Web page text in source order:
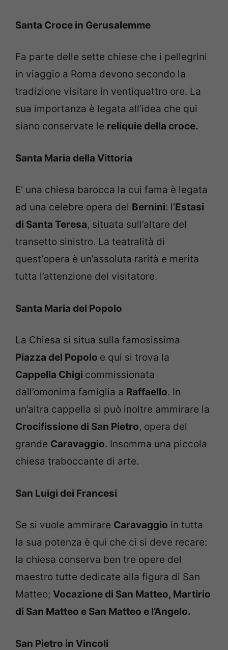
Santa Croce in Gerusalemme
Fa parte delle sette chiese che i pellegrini
in viaggio a Roma devono secondo la
tradizione visitare in ventiquattro ore. La
sua importanza è legata all’idea che qui
siano conservate le reliquie della croce.
Santa Maria della Vittoria
E’ una chiesa barocca la cui fama è legata
ad una celebre opera del Bernini: l’Estasi
di Santa Teresa, situata sull’altare del
transetto sinistro. La teatralità di
quest’opera è un’assoluta rarità e merita
tutta l’attenzione del visitatore.
Santa Maria del Popolo
La Chiesa si situa sulla famosissima
Piazza del Popolo e qui si trova la
Cappella Chigi commissionata
dall’omonima famiglia a Raffaello. In
un’altra cappella si può inoltre ammirare la
Crocifissione di San Pietro, opera del
grande Caravaggio. Insomma una piccola
chiesa traboccante di arte.
San Luigi dei Francesi
Se si vuole ammirare Caravaggio in tutta
la sua potenza è qui che ci si deve recare:
la chiesa conserva ben tre opere del
maestro tutte dedicate alla figura di San
Matteo; Vocazione di San Matteo, Martirio
di San Matteo e San Matteo e l’Angelo.
San Pietro in Vincoli